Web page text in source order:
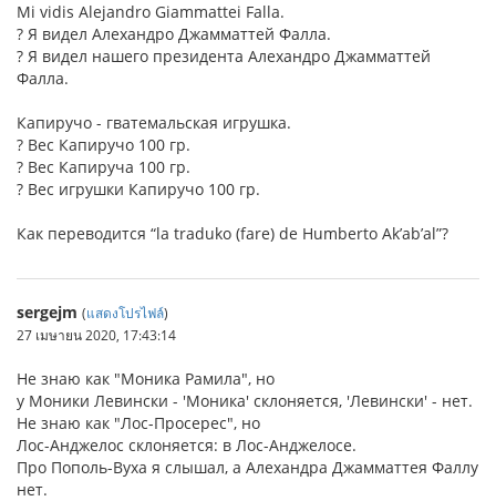
Mi vidis Alejandro Giammattei Falla.
? Я видел Алехандро Джамматтей Фалла.
? Я видел нашего президента Алехандро Джамматтей
Фалла.
Капиручо - гватемальская игрушка.
? Вес Капиручо 100 гр.
? Вес Капируча 100 гр.
? Вес игрушки Капиручo 100 гр.
Как переводится “la traduko (fare) de Humberto Ak’ab’al”?
sergejm (แสดงโปรไฟล์)
27 เมษายน 2020, 17:43:14
Не знаю как "Моника Рамила", но
у Моники Левински - 'Моника' склоняется, 'Левински' - нет.
Не знаю как "Лос-Просерес", но
Лос-Анджелос склоняется: в Лос-Анджелосе.
Про Пополь-Вуха я слышал, а Алехандра Джамматтея Фаллу
нет.